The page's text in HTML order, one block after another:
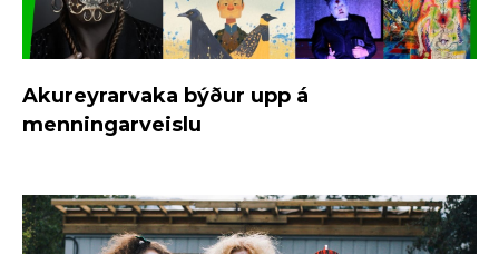
Akureyrarvaka býður upp á
menningarveislu